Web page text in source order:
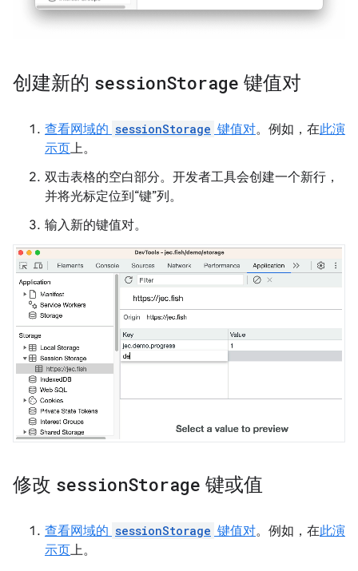
创建新的 sessionStorage 键值对
查看网域的 sessionStorage 键值对。例如，在此演
示页上。
双击表格的空白部分。开发者工具会创建一个新行，
并将光标定位到“键”列。
输入新的键值对。
修改 sessionStorage 键或值
查看网域的 sessionStorage 键值对。例如，在此演
示页上。